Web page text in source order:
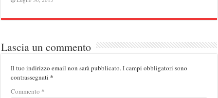
Lascia un commento
Il tuo indirizzo email non sarà pubblicato.I campi obbligatori sono
contrassegnati*
Commento *